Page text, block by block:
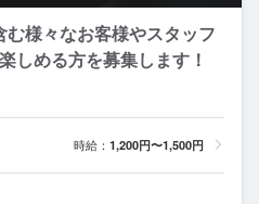
様々なお客様やスタッフ
しめる方を募集します！
時給： 1,200円〜1,500円